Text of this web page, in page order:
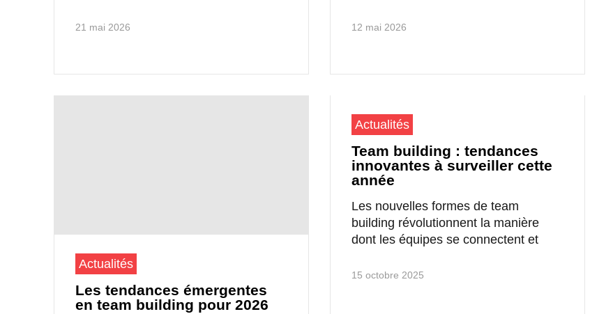
21 mai 2026 12 mai 2026
Actualités
Les tendances émergentes
en team building pour 2026
Actualités
Team building : tendances
innovantes à surveiller cette
année
Les nouvelles formes de team
building révolutionnent la manière
dont les équipes se connectent et
15 octobre 2025